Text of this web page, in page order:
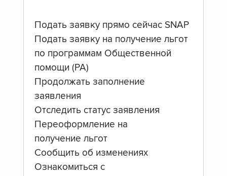
Подать заявку прямо сейчас SNAP
Подать заявку на получение льгот
по программам Общественной
помощи (PA)
Продолжать заполнение
заявления
Отследить статус заявления
Переоформление на
получение льгот
Сообщить об изменениях
Ознакомиться с